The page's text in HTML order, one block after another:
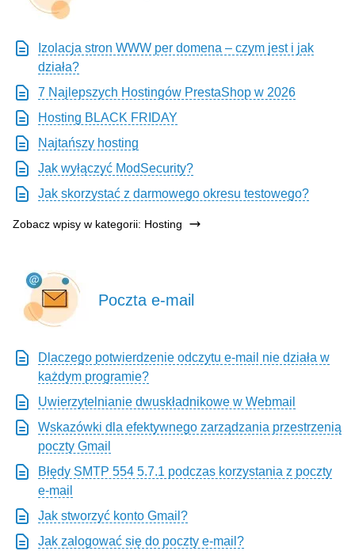
Izolacja stron WWW per domena – czym jest i jak
działa?
7 Najlepszych Hostingów PrestaShop w 2026
Hosting BLACK FRIDAY
Najtańszy hosting
Jak wyłączyć ModSecurity?
Jak skorzystać z darmowego okresu testowego?
Zobacz wpisy w kategorii: Hosting
Poczta e-mail
Dlaczego potwierdzenie odczytu e-mail nie działa w
każdym programie?
Uwierzytelnianie dwuskładnikowe w Webmail
Wskazówki dla efektywnego zarządzania przestrzenią
poczty Gmail
Błędy SMTP 554 5.7.1 podczas korzystania z poczty
e-mail
Jak stworzyć konto Gmail?
Jak zalogować się do poczty e-mail?